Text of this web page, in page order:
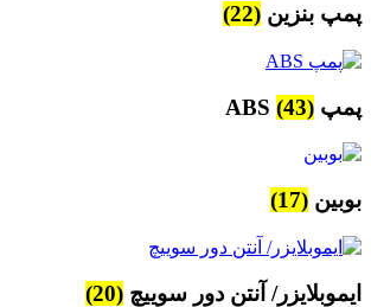
پمپ بنزین (22)
پمپ ABS (43)
بوبین (17)
ایموبلایزر/ آنتن دور سوییچ (20)